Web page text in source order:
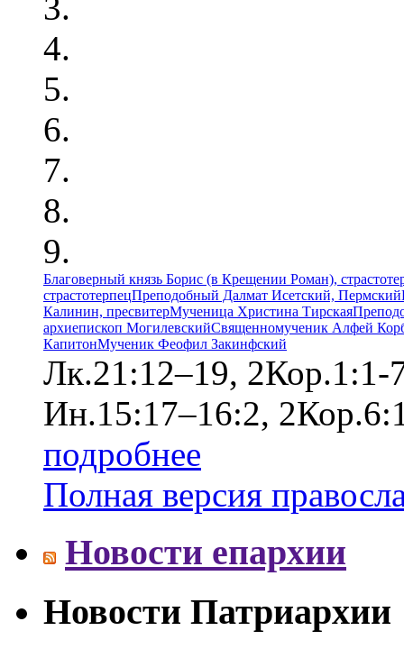
Благоверный князь Борис (в Крещении Роман),
страстотерпецПреподобный Далмат Исетский, Пермский
Калинин, пресвитерМученица Христина Тирская
архиепископ МогилевскийСвященномученик Алфей
КапитонМученик Феофил Закинфский
Лк.21:12–19,
Ин.15:17–16:2,
подробнее
Полная версия
Новости епархии
Новости Патриархии